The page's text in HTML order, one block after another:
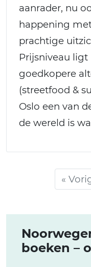
aanrader, nu
happening
prachtige
Prijsniveau
goedkopere
(streetfood &
Oslo een van
de wereld is
«
boeken –